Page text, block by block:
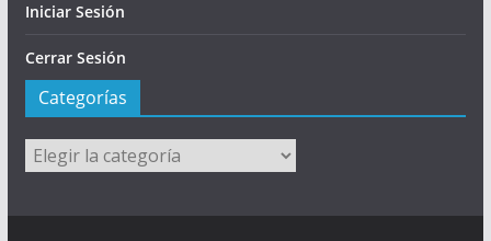
Iniciar Sesión
Cerrar Sesión
Categorías
Categorías